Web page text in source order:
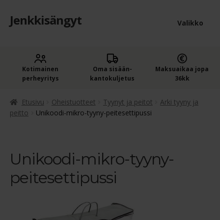
Siirry
navigointiin
Siirry
sisältöön
Jenkkisängyt Valikko
Jenkkisängyt
tason
Oheistuotteet
Jenkkisängyn ostajan opas
Kotimainen
perheyritys
Oma sisään­
kantokuljetus
Maksuaikaa jopa
36kk
Etusivu Oheistuotteet Tyynyt ja peitot
Arki tyyny ja
peitto
Unikoodi-mikro-tyyny-peitesettipussi
Unikoodi-mikro-tyyny-
peitesettipussi